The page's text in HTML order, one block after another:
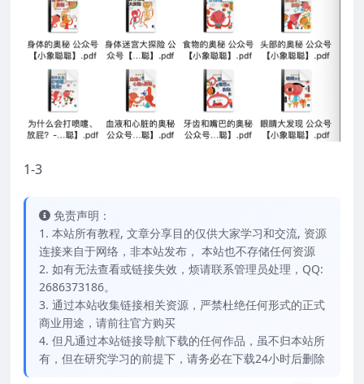
1-3
免责声明：
1. 本站所有教程, 文章分享目的仅供大家学习和交流, 资源
连接来自于网络，非本站发布， 本站也不存储任何资源
2. 如有无法查看或链接失效，烦请联系管理员处理，QQ:
2686373186。
3. 通过本站收集链接相关资源，严禁杜绝任何形式的正式
商业用途，请前往官方购买
4. 但凡通过本站链接导航下载的任何作品，虽不归本站所
有，但在研究学习的前提下，请务必在下载24小时后删除